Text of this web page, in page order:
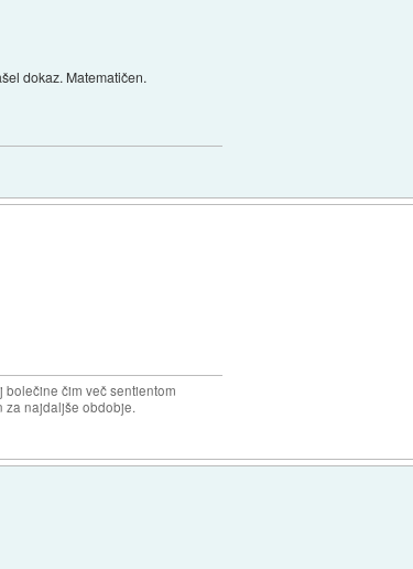
dokaz. Matematičen.
čim več sentientom
za najdaljše obdobje.